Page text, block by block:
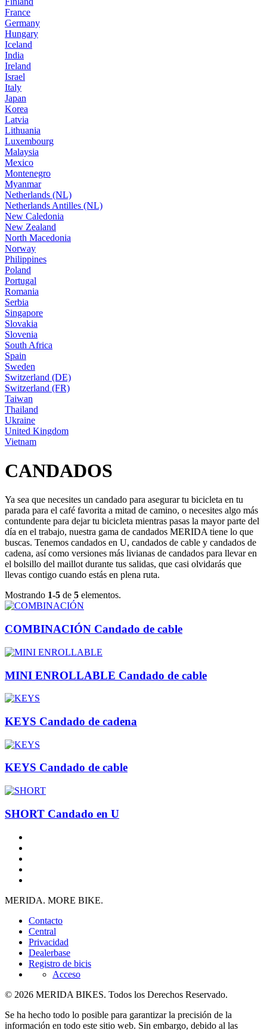
France
Germany
Hungary
Iceland
India
Ireland
Israel
Italy
Japan
Korea
Latvia
Lithuania
Luxembourg
Malaysia
Mexico
Montenegro
Myanmar
Netherlands (NL)
Netherlands Antilles (NL)
New Caledonia
New Zealand
North Macedonia
Norway
Philippines
Poland
Portugal
Romania
Serbia
Singapore
Slovakia
Slovenia
South Africa
Spain
Sweden
Switzerland (DE)
Switzerland (FR)
Taiwan
Thailand
Ukraine
United Kingdom
Vietnam
CANDADOS
Ya sea que necesites un candado para asegurar tu bicicleta en tu
parada para el café favorita a mitad de camino, o necesites algo más
contundente para dejar tu bicicleta mientras pasas la mayor parte del
día en el trabajo, nuestra gama de candados MERIDA tiene lo que
buscas. Tenemos candados en U, candados de cable y candados de
cadena, así como versiones más livianas de candados para llevar en
el bolsillo del maillot durante tus salidas, que casi olvidarás que
llevas contigo cuando estás en plena ruta.
Mostrando 1-5 de 5 elementos.
COMBINACIÓN Candado de cable
MINI ENROLLABLE Candado de cable
KEYS Candado de cadena
KEYS Candado de cable
SHORT Candado en U
MERIDA. MORE BIKE.
Contacto
Central
Privacidad
Dealerbase
Registro de bicis
Acceso
© 2026 MERIDA BIKES. Todos los Derechos Reservado.
Se ha hecho todo lo posible para garantizar la precisión de la
información en todo este sitio web. Sin embargo, debido al las